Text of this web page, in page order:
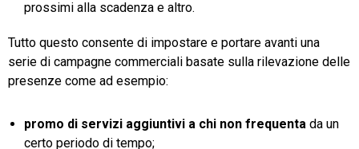
prossimi alla scadenza e altro.
Tutto questo consente di impostare e portare avanti una
serie di campagne commerciali basate sulla rilevazione delle
presenze come ad esempio:
promo di servizi aggiuntivi a chi non frequenta da un
certo periodo di tempo;